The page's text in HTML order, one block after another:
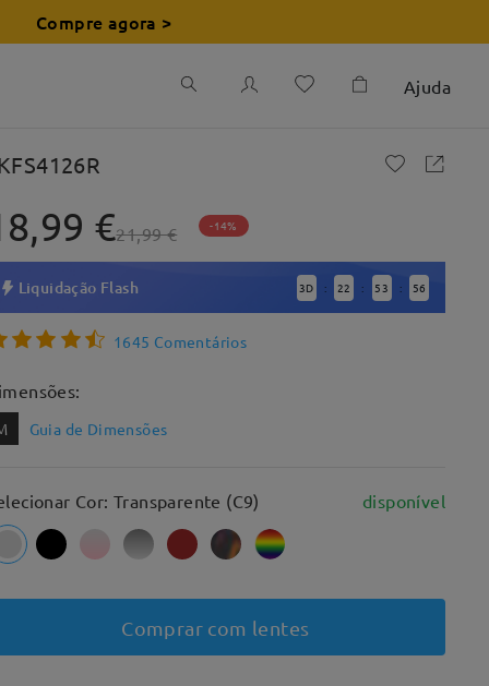
Compre agora >
Ajuda
€21,99 € -14%
Liquidação Flash 3D : 22 : 53 : 54
1645 Comentários
Guia de Dimensões
Cor: Transparente (C9) disponível
Comprar com lentes